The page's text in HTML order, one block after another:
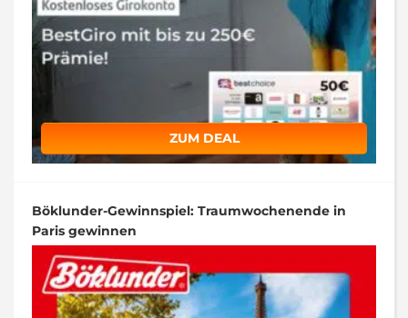
ZUM DEAL
Böklunder-Gewinnspiel: Traumwochenende in
Paris gewinnen